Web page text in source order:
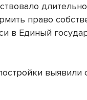
право
в Единый